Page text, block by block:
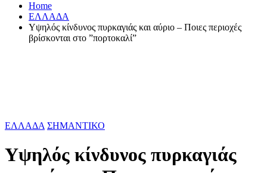
Home
ΕΛΛΑΔΑ
Υψηλός κίνδυνος πυρκαγιάς και αύριο – Ποιες περιοχές
βρίσκονται στο ”πορτοκαλί”
ΕΛΛΑΔΑ ΣΗΜΑΝΤΙΚΟ
Υψηλός κίνδυνος πυρκαγιάς